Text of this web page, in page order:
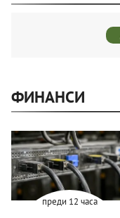
ФИНАНСИ
преди 12 часа